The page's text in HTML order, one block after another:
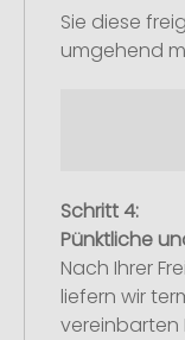
Sie diese
umgehend
Schritt 4:
Pünktliche
Nach Ihrer
liefern wir
vereinbarten